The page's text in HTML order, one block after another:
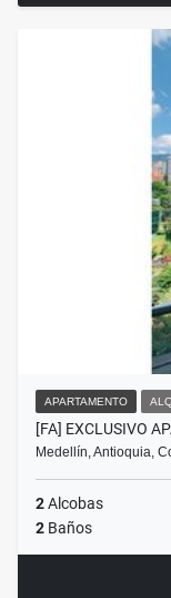
APARTAMENTO
[FA] EXCLUSIVO
Medellín, Antioquia,
2Alcobas
2 Baños